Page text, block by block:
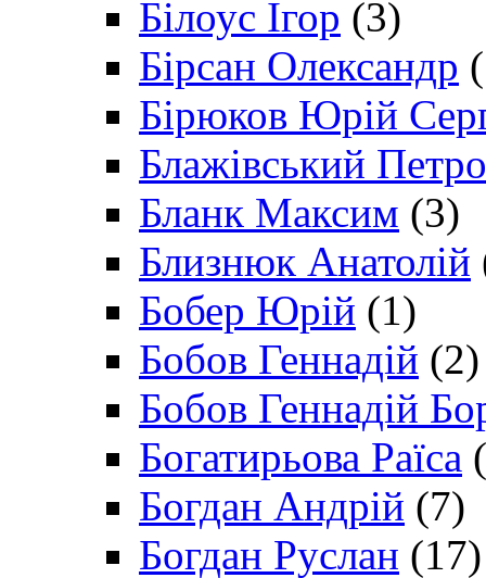
Білоус Ігор (3)
Бірсан Олександр
Бірюков Юрій
Блажівський Петро
Бланк Максим (3)
Близнюк Анатолій
Бобер Юрій (1)
Бобов Геннадій (2)
Бобов Геннадій
Богатирьова Раїса
Богдан Андрій (7)
Богдан Руслан (17)